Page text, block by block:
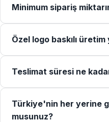
Minimum sipariş
Özel logo baskılı
Teslimat süresi ne
Türkiye'nin her yerine
musunuz?